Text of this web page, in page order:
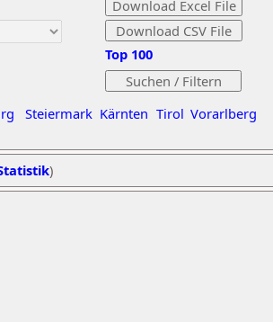
Steiermark Kärnten Tirol Vorarlberg
Top 100
)